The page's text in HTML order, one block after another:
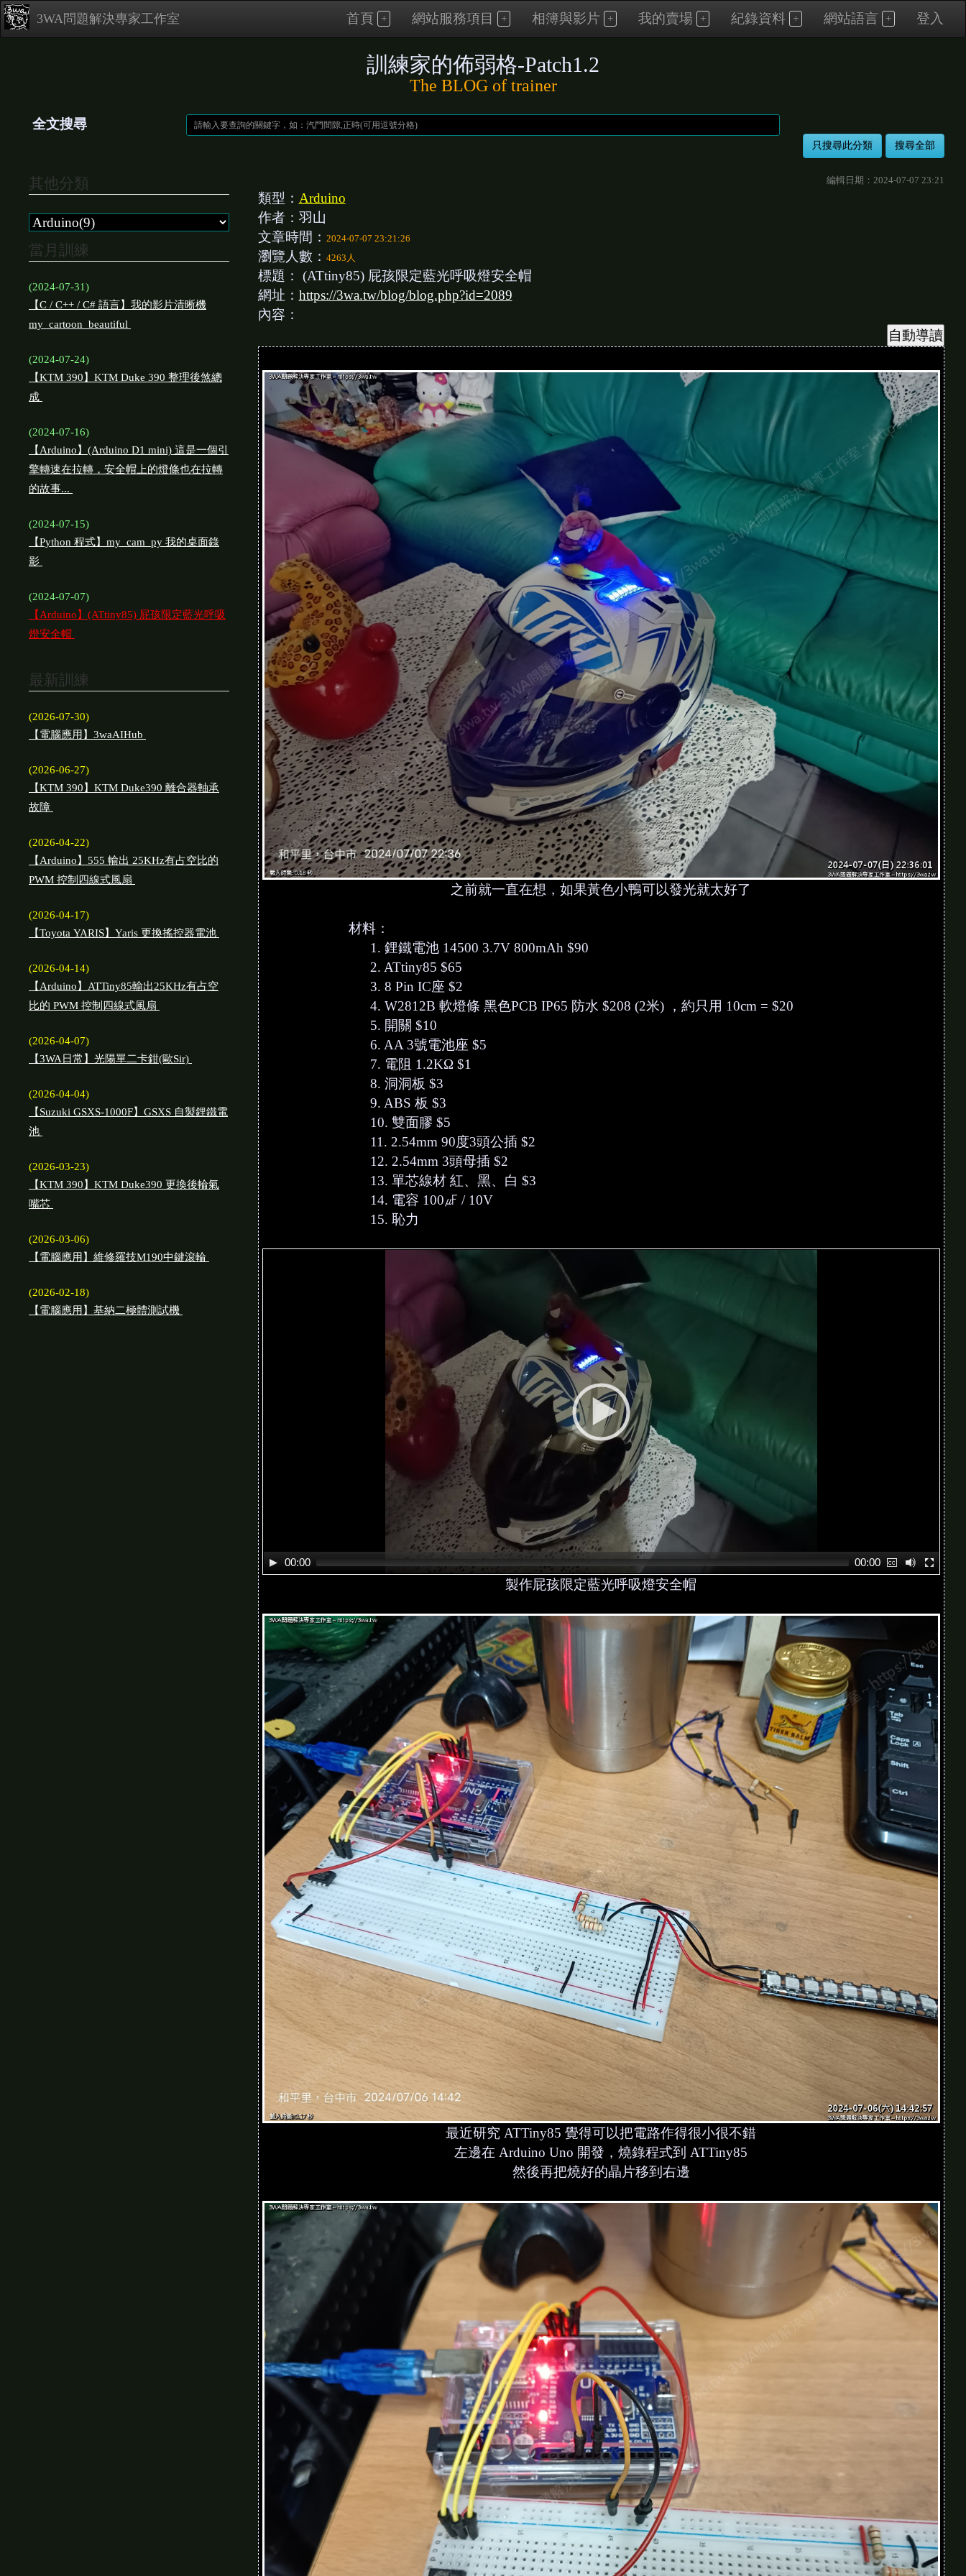
3WA問題解決專家工作室 首頁 網站服務項目 相簿與影片 我的賣場 紀錄資料 網站語言 登入
訓練家的佈弱格-Patch1.2
The BLOG of trainer
全文搜尋
編輯日期：2024-07-07 23:21
類型： Arduino
作者：羽山
文章時間： 2024-07-07 23:21:26
瀏覽人數： 4263人
標題： (ATtiny85) 屁孩限定藍光呼吸燈安全帽
網址： https://3wa.tw/blog/blog.php?id=2089
內容：
之前就一直在想，如果黃色小鴨可以發光就太好了
材料：
1. 鋰鐵電池 14500 3.7V 800mAh $90
2. ATtiny85 $65
3. 8 Pin IC座 $2
4. W2812B 軟燈條 黑色PCB IP65 防水 $208 (2米) ，約只用 10cm = $20
5. 開關 $10
6. AA 3號電池座 $5
7. 電阻 1.2KΩ $1
8. 洞洞板 $3
9. ABS 板 $3
10. 雙面膠 $5
11. 2.54mm 90度3頭公插 $2
12. 2.54mm 3頭母插 $2
13. 單芯線材 紅、黑、白 $3
14. 電容 100㎌ / 10V
15. 恥力
d
o
P
l
a
y
e
00:00 00:00
製作屁孩限定藍光呼吸燈安全帽
最近研究 ATTiny85 覺得可以把電路作得很小很不錯
左邊在 Arduino Uno 開發，燒錄程式到 ATTiny85
然後再把燒好的晶片移到右邊
其他分類
當月訓練
(2024-07-31)
【C / C++ / C# 語言】我的影片清晰機
my_cartoon_beautiful
(2024-07-24)
【KTM 390】KTM Duke 390 整理後煞總
成
(2024-07-16)
【Arduino】(Arduino D1 mini) 這是一個引
擎轉速在拉轉，安全帽上的燈條也在拉轉
的故事...
(2024-07-15)
【Python 程式】my_cam_py 我的桌面錄
影
(2024-07-07)
【Arduino】(ATtiny85) 屁孩限定藍光呼吸
燈安全帽
最新訓練
(2026-07-30)
【電腦應用】3waAIHub
(2026-06-27)
【KTM 390】KTM Duke390 離合器軸承
故障
(2026-04-22)
【Arduino】555 輸出 25KHz有占空比的
PWM 控制四線式風扇
(2026-04-17)
【Toyota YARIS】Yaris 更換搖控器電池
(2026-04-14)
【Arduino】ATTiny85輸出25KHz有占空
比的 PWM 控制四線式風扇
(2026-04-07)
【3WA日常】光陽單二卡鉗(歐Sir)
(2026-04-04)
【Suzuki GSXS-1000F】GSXS 自製鋰鐵電
池
(2026-03-23)
【KTM 390】KTM Duke390 更換後輪氣
嘴芯
(2026-03-06)
【電腦應用】維修羅技M190中鍵滾輪
(2026-02-18)
【電腦應用】基納二極體測試機